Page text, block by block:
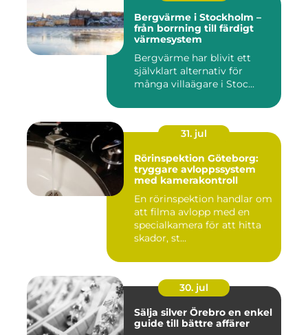
Bergvärme i Stockholm –
från borrning till färdigt
värmesystem
Bergvärme har blivit ett
självklart alternativ för
många villaägare i Stoc...
31. jul
Rörinspektion Göteborg:
tryggare avloppssystem
med kamerakontroll
En rörinspektion handlar om
att filma avlopp med en
specialkamera för att hitta
skador, st...
30. jul
Sälja silver Örebro en enkel
guide till bättre affärer